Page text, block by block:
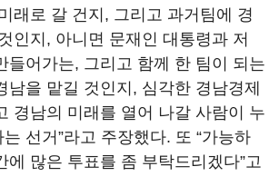
래로 갈 건지, 그리고 과거팀에 경
인지, 아니면 문재인 대통령과 저
들어가는, 그리고 함께 한 팀이 되는
남을 맡길 것인지, 심각한 경남경제
경남의 미래를 열어 나갈 사람이 누
선거”라고 주장했다. 또 “가능하
에 많은 투표를 좀 부탁드리겠다”고